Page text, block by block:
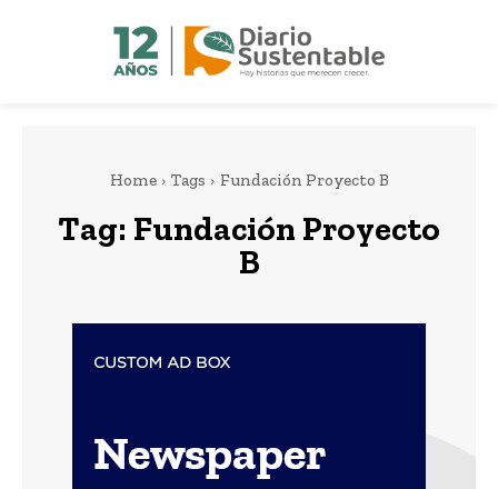
Home Tags Fundación Proyecto B
Tag: Fundación Proyecto
B